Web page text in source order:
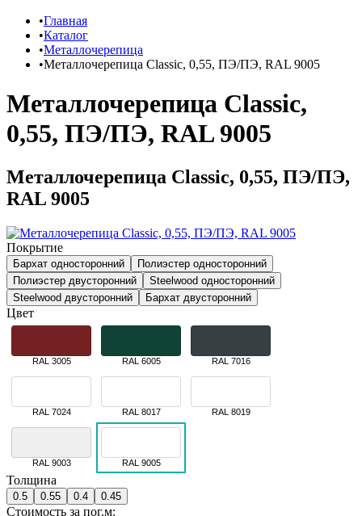
Главная
Каталог
Металлочерепица
Металлочерепица Classic, 0,55, ПЭ/ПЭ, RAL 9005
Металлочерепица Classic,
0,55, ПЭ/ПЭ, RAL 9005
Металлочерепица Classic, 0,55, ПЭ/ПЭ,
RAL 9005
Покрытие
Бархат односторонний
Полиэстер односторонний
Полиэстер двусторонний
Steelwood односторонний
Steelwood двусторонний
Бархат двусторонний
Цвет
RAL 3005 RAL 6005 RAL 7016
RAL 7024 RAL 8017 RAL 8019
RAL 9003 RAL 9005
Толщина
0.5 0.55 0.4 0.45
Стоимость за пог.м: